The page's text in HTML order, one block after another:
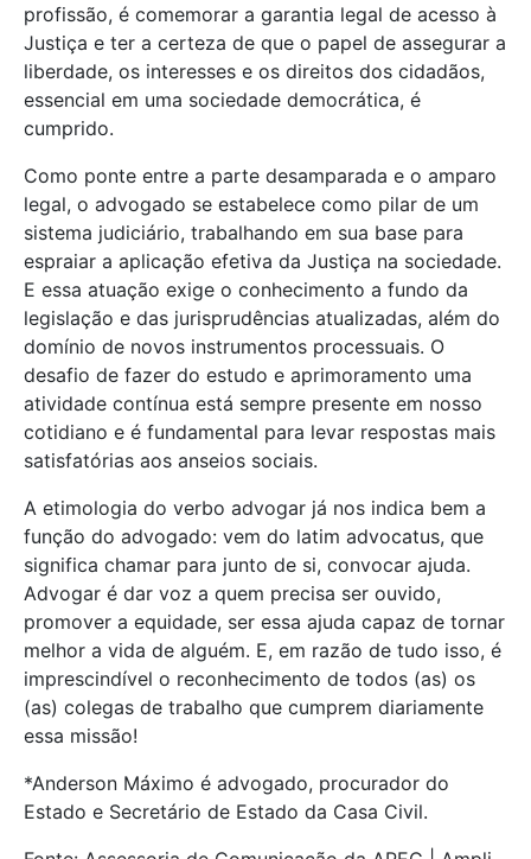
profissão, é comemorar a garantia legal de acesso à
Justiça e ter a certeza de que o papel de assegurar a
liberdade, os interesses e os direitos dos cidadãos,
essencial em uma sociedade democrática, é
cumprido.
Como ponte entre a parte desamparada e o amparo
legal, o advogado se estabelece como pilar de um
sistema judiciário, trabalhando em sua base para
espraiar a aplicação efetiva da Justiça na sociedade.
E essa atuação exige o conhecimento a fundo da
legislação e das jurisprudências atualizadas, além do
domínio de novos instrumentos processuais. O
desafio de fazer do estudo e aprimoramento uma
atividade contínua está sempre presente em nosso
cotidiano e é fundamental para levar respostas mais
satisfatórias aos anseios sociais.
A etimologia do verbo advogar já nos indica bem a
função do advogado: vem do latim advocatus, que
significa chamar para junto de si, convocar ajuda.
Advogar é dar voz a quem precisa ser ouvido,
promover a equidade, ser essa ajuda capaz de tornar
melhor a vida de alguém. E, em razão de tudo isso, é
imprescindível o reconhecimento de todos (as) os
(as) colegas de trabalho que cumprem diariamente
essa missão!
*Anderson Máximo é advogado, procurador do
Estado e Secretário de Estado da Casa Civil.